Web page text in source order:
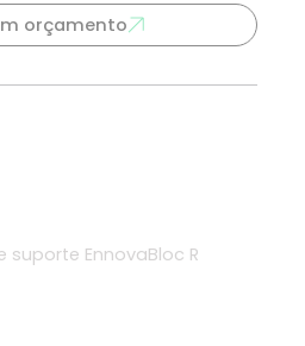
orçamento
suporte EnnovaBloc R